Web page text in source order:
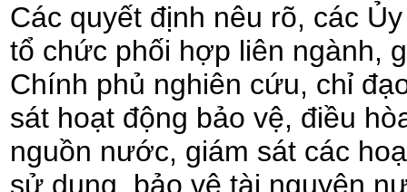
Các quyết định nêu rõ, các
tổ chức phối hợp liên ngành,
Chính phủ nghiên cứu, chỉ
sát hoạt động bảo vệ, điều
nguồn nước, giám sát các
sử dụng, bảo vệ tài nguyên